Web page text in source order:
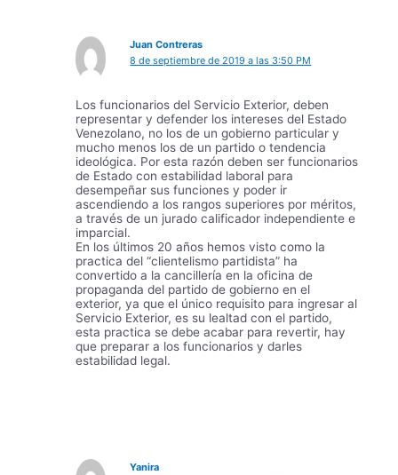
Juan Contreras
8 de septiembre de 2019 a las 3:50 PM
Los funcionarios del Servicio Exterior, deben
representar y defender los intereses del Estado
Venezolano, no los de un gobierno particular y
mucho menos los de un partido o tendencia
ideológica. Por esta razón deben ser funcionarios
de Estado con estabilidad laboral para
desempeñar sus funciones y poder ir
ascendiendo a los rangos superiores por méritos,
a través de un jurado calificador independiente e
imparcial.
En los últimos 20 años hemos visto como la
practica del “clientelismo partidista” ha
convertido a la cancillería en la oficina de
propaganda del partido de gobierno en el
exterior, ya que el único requisito para ingresar al
Servicio Exterior, es su lealtad con el partido,
esta practica se debe acabar para revertir, hay
que preparar a los funcionarios y darles
estabilidad legal.
Yanira